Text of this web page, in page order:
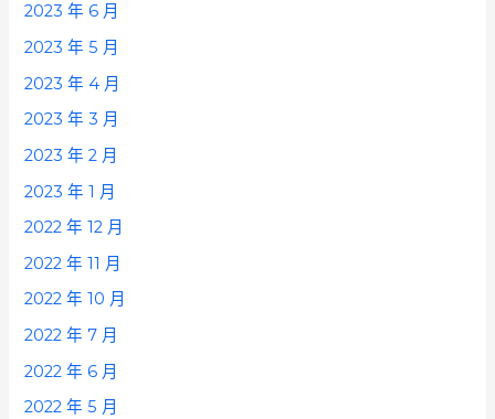
2023 年 6 月
2023 年 5 月
2023 年 4 月
2023 年 3 月
2023 年 2 月
2023 年 1 月
2022 年 12 月
2022 年 11 月
2022 年 10 月
2022 年 7 月
2022 年 6 月
2022 年 5 月